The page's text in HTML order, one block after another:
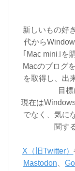
新しいもの好
代から
｢Mac mini｣を
Macのブログ
を取得し、出
目
現在は
でなく、気に
関す
X（旧Twitter）
Mastodon